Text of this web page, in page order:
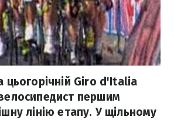
цьогорічній Giro d'Italia
першим
лінію етапу. У щільному